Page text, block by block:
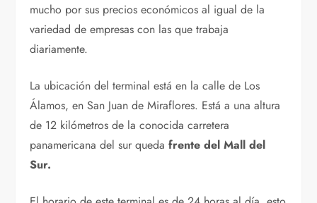
mucho por sus precios económicos al igual de la
variedad de empresas con las que trabaja
diariamente.
La ubicación del terminal está en la calle de Los
Álamos, en San Juan de Miraflores. Está a una altura
de 12 kilómetros de la conocida carretera
panamericana del sur quedafrente del Mall del
Sur.